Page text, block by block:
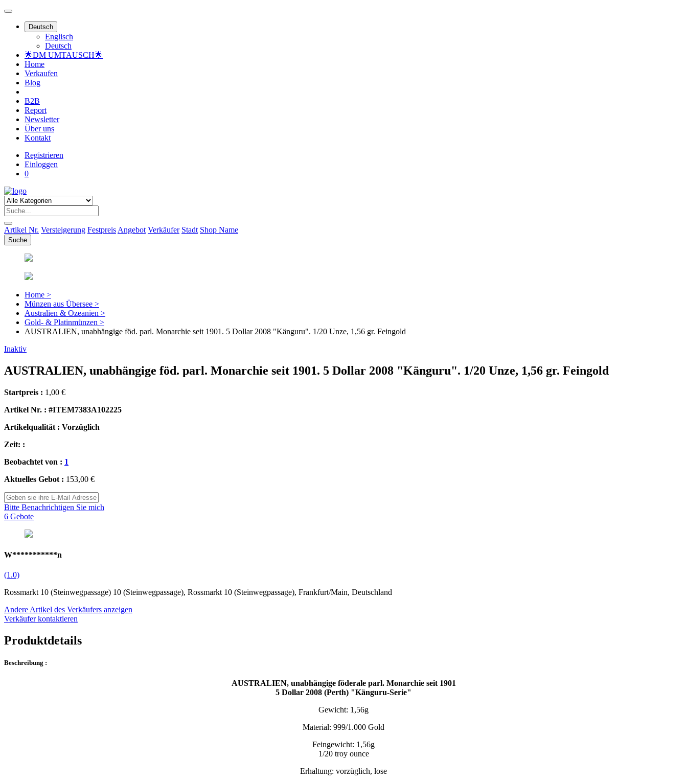
Deutsch
Englisch
Deutsch
🌟DM UMTAUSCH🌟
Home
Verkaufen
Blog
B2B
Report
Newsletter
Über uns
Kontakt
Registrieren
Einloggen
0
Artikel Nr. Versteigerung Festpreis Angebot Verkäufer Stadt Shop Name
Home >
Münzen aus Übersee >
Australien & Ozeanien >
Gold- & Platinmünzen >
AUSTRALIEN, unabhängige föd. parl. Monarchie seit 1901. 5 Dollar 2008 "Känguru". 1/20 Unze, 1,56 gr. Feingold
Inaktiv
AUSTRALIEN, unabhängige föd. parl. Monarchie seit 1901. 5 Dollar 2008 "Känguru". 1/20 Unze, 1,56 gr. Feingold
Startpreis : 1,00 €
Artikel Nr. : #ITEM7383A102225
Artikelqualität : Vorzüglich
Zeit: :
Beobachtet von : 1
Aktuelles Gebot : 153,00 €
Bitte Benachrichtigen Sie mich
6 Gebote
W***********n
(1.0)
Rossmarkt 10 (Steinwegpassage) 10 (Steinwegpassage), Rossmarkt 10 (Steinwegpassage), Frankfurt/Main, Deutschland
Andere Artikel des Verkäufers anzeigen
Verkäufer kontaktieren
Produktdetails
Beschreibung :
AUSTRALIEN, unabhängige föderale parl. Monarchie seit 1901
5 Dollar 2008 (Perth) "Känguru-Serie"
Gewicht: 1,56g
Material: 999/1.000 Gold
Feingewicht: 1,56g
1/20 troy ounce
Erhaltung: vorzüglich, lose